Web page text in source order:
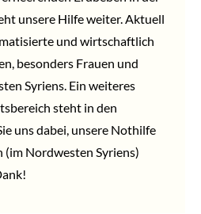
unsere Hilfe weiter. Aktuell
und wirtschaftlich
besonders Frauen und
Syriens. Ein weiteres
steht in den
uns dabei, unsere Nothilfe
(im Nordwesten Syriens)